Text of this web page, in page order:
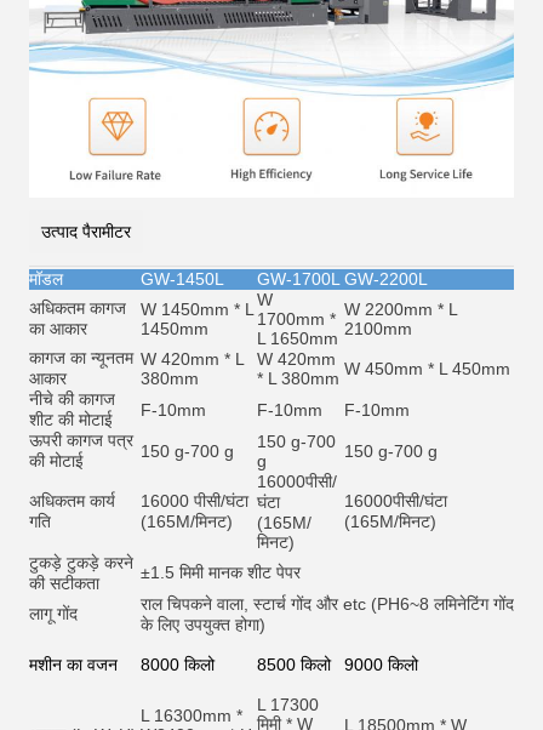
उत्पाद पैरामीटर
मॉडल GW-1450L GW-1700L GW-2200L
अधिकतम कागज
का आकार
W 1450mm * L
1450mm
W
1700mm *
L 1650mm
W 2200mm * L
2100mm
कागज का न्यूनतम
आकार
W 420mm * L
380mm
W 420mm
* L 380mm W 450mm * L 450mm
नीचे की कागज
शीट की मोटाई
F-10mm F-10mm
F-10mm
ऊपरी कागज पत्र
की मोटाई
150 g-700 g
150 g-700
g
150 g-700 g
अधिकतम कार्य
गति
16000 पीसी/घंटा
(165M/मिनट)
16000पीसी/
घंटा
(165M/
मिनट)
16000पीसी/घंटा
(165M/मिनट)
टुकड़े टुकड़े करने
की सटीकता
±1.5 मिमी मानक शीट पेपर
लागू गोंद राल चिपकने वाला, स्टार्च गोंद और etc (PH6~8 लमिनेटिंग गोंद
के लिए उपयुक्त होगा)
मशीन का वजन 8000 किलो 8500 किलो 9000 किलो
L 16300mm *
L 17300
मिमी * W
L 18500mm * W